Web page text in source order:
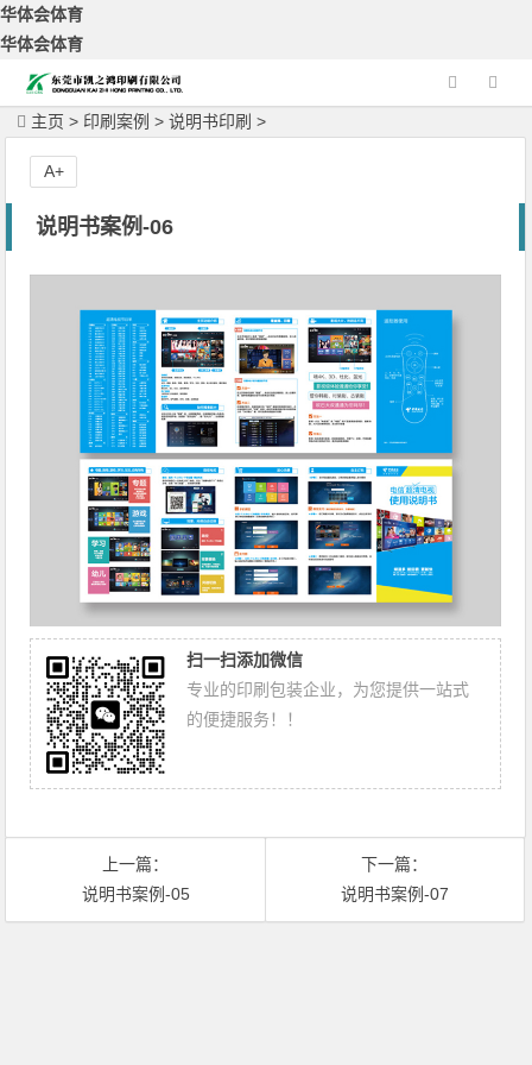
华体会体育
华体会体育
主页 > 印刷案例 >说明书印刷 >
说明书案例-06
扫一扫添加微信
专业的印刷包装企业，为您提供一站式
的便捷服务！！
A+
上一篇：
说明书案例-05
下一篇：
说明书案例-07